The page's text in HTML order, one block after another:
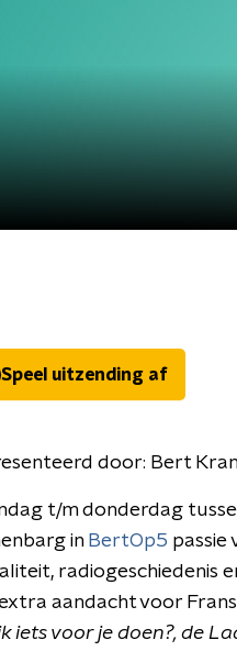
Speel uitzending af
door: Bert
t/m donderdag
in BertOp5 passie
radiogeschiedenis
aandacht voor
iets voor je doen?, de